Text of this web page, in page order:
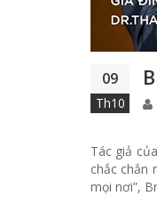
09
Th10
Tác giả
chắc chắn
mọi nơi”,